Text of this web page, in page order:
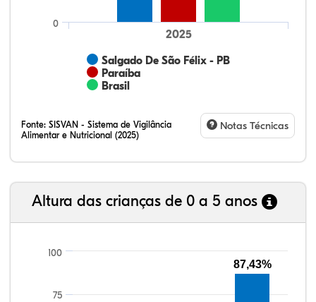
Salgado De São Félix - PB
Paraíba
Brasil
2025
0
Fonte: SISVAN - Sistema de Vigilância
Alimentar e Nutricional (2025)
Notas Técnicas
Altura das crianças de 0 a 5 anos
75
100
87,43%